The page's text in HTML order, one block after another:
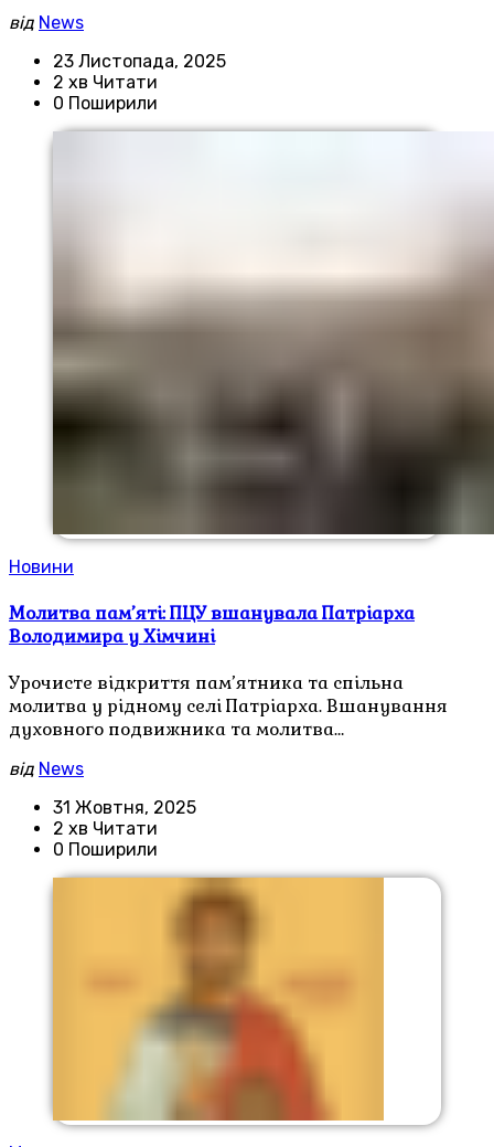
від News
23 Листопада, 2025
2 хв Читати
0 Поширили
Новини
Молитва пам’яті: ПЦУ вшанувала Патріарха
Володимира у Хімчині
Урочисте відкриття пам’ятника та спільна
молитва у рідному селі Патріарха. Вшанування
духовного подвижника та молитва…
від News
31 Жовтня, 2025
2 хв Читати
0 Поширили